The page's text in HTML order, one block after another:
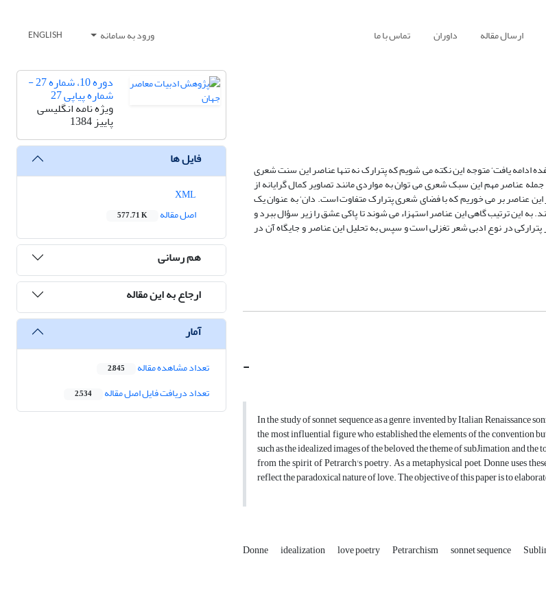
ارسال مقاله داوران تماس با ما ورود به سامانه ENGLISH
ادامه یافت‘ متوجه این نکته می شویم که پترارک نه تنها عناصر این سنت شعری
عناصر مهم این سبک شعری می توان به مواردی مانند تصاویر کمال گرایانه از
عناصر بر می خوریم که با فضای شعری پترارک متفاوت است. دان‘ به عنوان یک
این ترتیب گاهی این عناصر استهزاء می شوند تا پاکی عشق را زیر سؤال ببرد و
در نوع ادبی شعر تغزلی است و سپس به تحلیل این عناصر و جایگاه آن در
-
In the study of sonnet sequence as a genre, invented by Italian Renaissance
the most influential figure who established the elements of the convention
such as the idealized images of the beloved, the theme of subJimation, and
from the spirit of Petrarch's poetry. As a metaphysical poet, Donne uses
reflect the paradoxical nature of love. The objective of this paper is to
Donne idealization love poetry Petrarchism sonnet sequence
دوره 10، شماره 27 -
شماره پیاپی 27
ویژه نامه انگلیسی
پاییز 1384
فایل ها
اصل مقاله
577.71 K
هم رسانی
ارجاع به این مقاله
آمار
تعداد مشاهده مقاله 2,845
تعداد دریافت فایل اصل مقاله 2,534